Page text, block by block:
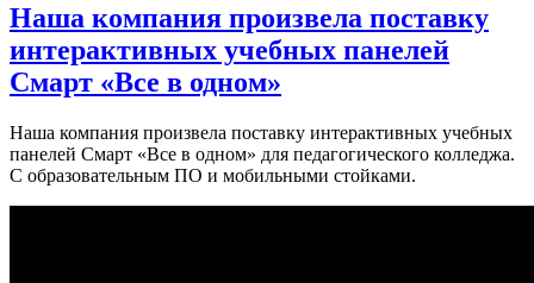
Наша компания произвела поставку
интерактивных учебных панелей
Смарт «Все в одном»
Наша компания произвела поставку интерактивных учебных
панелей Смарт «Все в одном» для педагогического колледжа.
С образовательным ПО и мобильными стойками.